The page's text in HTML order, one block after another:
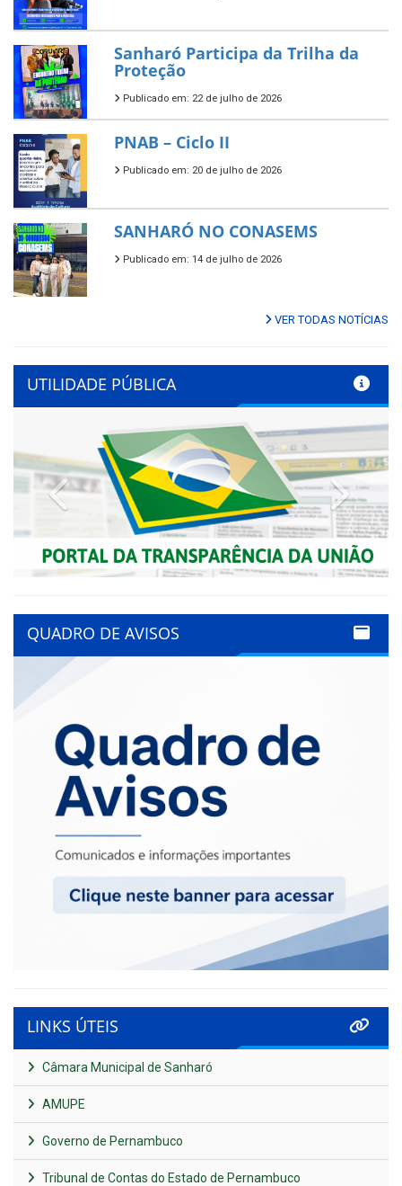
Sanharó Participa da Trilha da
Proteção
Publicado em: 22 de julho de 2026
PNAB – Ciclo II
Publicado em: 20 de julho de 2026
SANHARÓ NO CONASEMS
Publicado em: 14 de julho de 2026
VER TODAS NOTÍCIAS
UTILIDADE PÚBLICA
Previous Next
QUADRO DE AVISOS
LINKS ÚTEIS
Câmara Municipal de Sanharó
AMUPE
Governo de Pernambuco
Tribunal de Contas do Estado de Pernambuco